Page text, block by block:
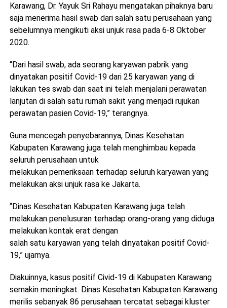
Karawang, Dr. Yayuk Sri Rahayu mengatakan pihaknya baru
saja menerima hasil swab dari salah satu perusahaan yang
sebelumnya mengikuti aksi unjuk rasa pada 6-8 Oktober
2020.
“Dari hasil swab, ada seorang karyawan pabrik yang
dinyatakan positif Covid-19 dari 25 karyawan yang di
lakukan tes swab dan saat ini telah menjalani perawatan
lanjutan di salah satu rumah sakit yang menjadi rujukan
perawatan pasien Covid-19,” terangnya.
Guna mencegah penyebarannya, Dinas Kesehatan
Kabupaten Karawang juga telah menghimbau kepada
seluruh perusahaan untuk
melakukan pemeriksaan terhadap seluruh karyawan yang
melakukan aksi unjuk rasa ke Jakarta.
“Dinas Kesehatan Kabupaten Karawang juga telah
melakukan penelusuran terhadap orang-orang yang diduga
melakukan kontak erat dengan
salah satu karyawan yang telah dinyatakan positif Covid-
19,” ujarnya.
Diakuinnya, kasus positif Civid-19 di Kabupaten Karawang
semakin meningkat. Dinas Kesehatan Kabupaten Karawang
merilis sebanyak 86 perusahaan tercatat sebagai kluster